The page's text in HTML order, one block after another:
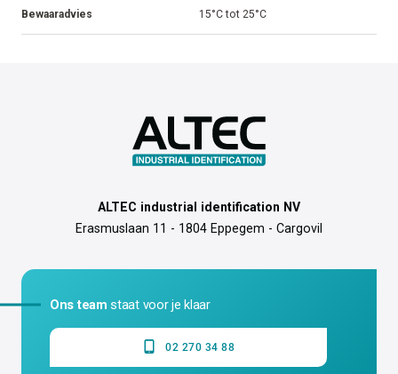
Bewaaradvies 15°C tot 25°C
ALTEC industrial identification NV
Erasmuslaan 11 - 1804 Eppegem - Cargovil
Ons team staat voor je klaar
02 270 34 88